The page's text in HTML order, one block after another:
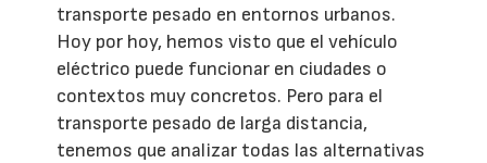
transporte pesado en entornos urbanos.
Hoy por hoy, hemos visto que el vehículo
eléctrico puede funcionar en ciudades o
contextos muy concretos. Pero para el
transporte pesado de larga distancia,
tenemos que analizar todas las alternativas